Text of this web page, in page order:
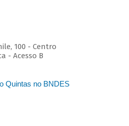
100 - Centro
- Acesso B
Quintas no BNDES